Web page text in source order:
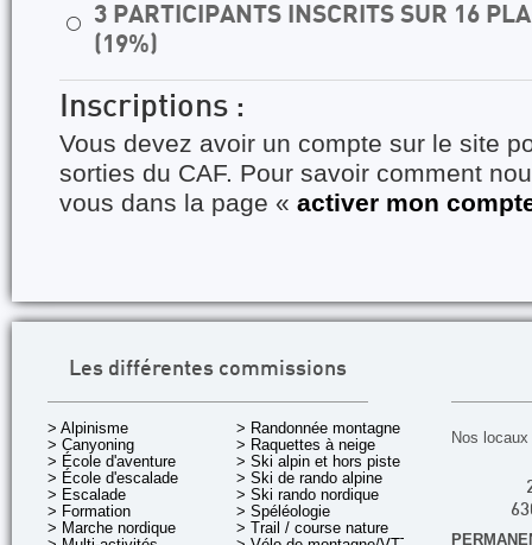
⚪
3 PARTICIPANTS INSCRITS SUR 16
(19%)
Inscriptions :
Vous devez avoir un compte sur le site
sorties du CAF. Pour savoir comment
vous dans la page « activer mon
Les différentes commissions
> Alpinisme
> Canyoning
> École d'aventure
> École d'escalade
> Escalade
> Formation
> Marche nordique
> Randonnée montagne
> Raquettes à neige
> Ski alpin et hors piste
> Ski de rando alpine
> Ski rando nordique
> Spéléologie
> Trail / course nature
Nos